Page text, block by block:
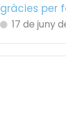
gràcies per
17 de juny